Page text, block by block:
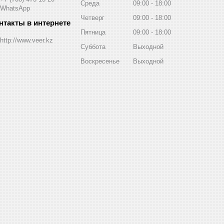
WhatsApp
http://www.veer.kz
Среда
09:00
18:00
Четверг
09:00
18:00
Пятница
09:00
18:00
Суббота
Выходной
Воскресенье
Выходной